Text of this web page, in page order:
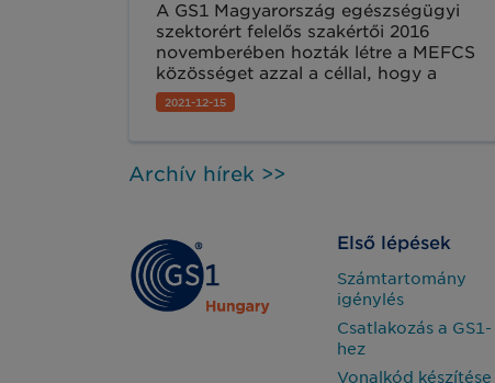
A GS1 Magyarország egészségügyi
szektorért felelős szakértői 2016
novemberében hozták létre a MEFCS
közösséget azzal a céllal, hogy a
hazai szereplőknek olyan tudás és
információmegosztó platformot
aktuális jogszabályi kötelezettségek
tapasztalataikat is elmondhatják és új
ismereteket szerezhetnek.
2021-12-15
Archív hírek >>
Első lépések
Számtartomány
igénylés
Csatlakozás a GS1-
hez
Vonalkód készítése